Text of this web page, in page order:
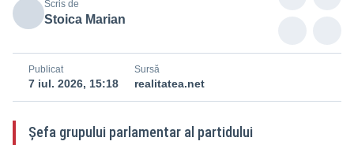
Scris de
Stoica Marian
Publicat
7 iul. 2026, 15:18
Sursă
realitatea.net
Șefa grupului parlamentar al partidului